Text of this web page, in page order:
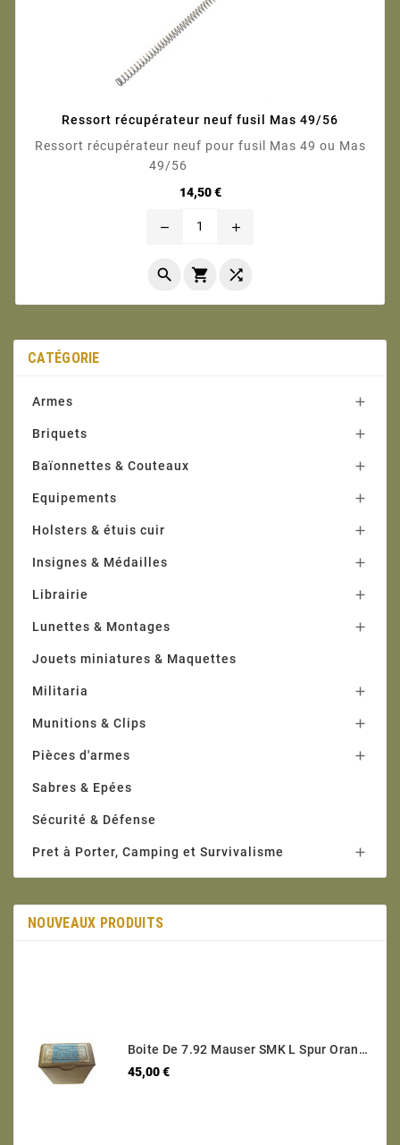
Ressort récupérateur neuf fusil Mas 49/56
Ressort récupérateur neuf pour fusil Mas 49 ou Mas
14,50 €Prix
remove add
  
CATÉGORIE
Armes 
Briquets 
Baïonnettes & Couteaux 
Equipements 
Holsters & étuis cuir 
Insignes & Médailles 
Librairie 
Lunettes & Montages 
Jouets miniatures & Maquettes
Militaria 
Munitions & Clips 
Pièces d'armes 
Sabres & Epées
Sécurité & Défense
Pret à Porter, Camping et Survivalisme 
NOUVEAUX PRODUITS
Boite De 7.92 Mauser SMK L Spur Orange Ref 123 Categorie C
45,00 €Prix